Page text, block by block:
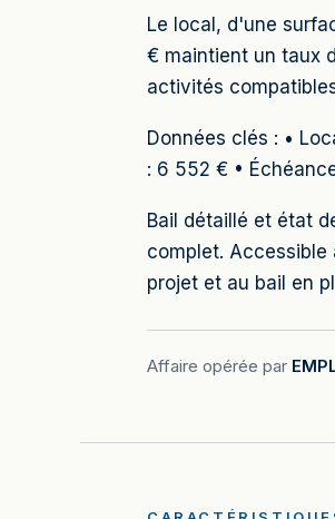
Le local, d'une
€ maintient un taux
activités
Données clés : •
: 6 552 € •
Bail détaillé et état
complet. Accessible
projet et au bail en
Affaire opérée par